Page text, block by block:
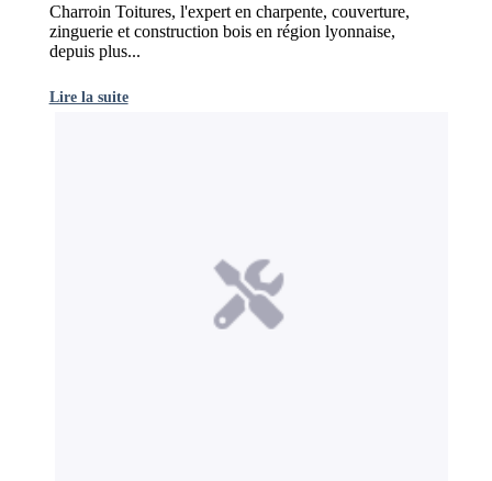
Charroin Toitures, l'expert en charpente, couverture,
zinguerie et construction bois en région lyonnaise,
depuis plus...
Lire la suite